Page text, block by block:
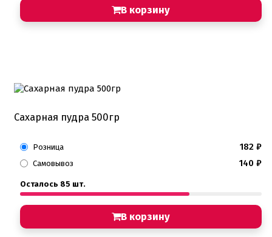
В корзину
Сахарная пудра 500гр
Розница 182 ₽
Самовывоз 140 ₽
Осталось 85 шт.
В корзину